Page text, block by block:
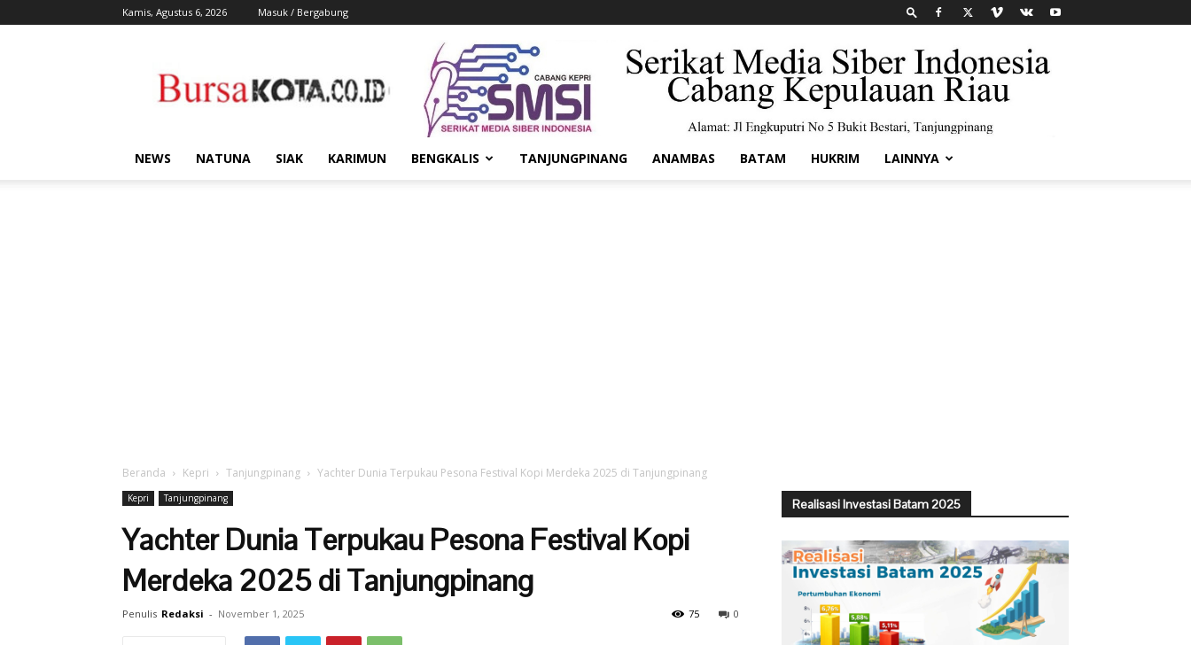
Kamis, Agustus 6, 2026 Masuk / Bergabung
Kota
NEWS NATUNA SIAK KARIMUN BENGKALIS TANJUNGPINANG ANAMBAS BATAM HUKRIM LAINNYA
Beranda Kepri Tanjungpinang Yachter Dunia Terpukau Pesona Festival Kopi Merdeka 2025 di Tanjungpinang
Kepri Tanjungpinang
Yachter Dunia Terpukau Pesona Festival Kopi
Merdeka 2025 di Tanjungpinang
Penulis Redaksi - November 1, 2025 0
75
Realisasi Investasi Batam 2025